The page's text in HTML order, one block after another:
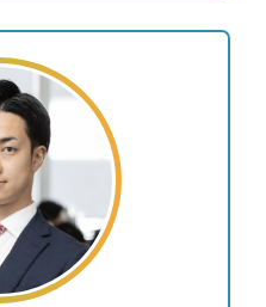
い大切なことです。 ま
り、証券・保険・不動
を独立させてサポート
らを複合、最適化しワ
ることが、複雑化して
ると考えております。
て、お客様の悩みや
かにするお手伝いがで
んでいただけるよう一
●AWパートナーズ株